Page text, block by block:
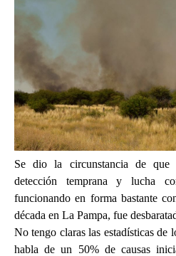
Se dio la circunstancia de que
detección temprana y lucha
funcionando en forma bastante
década en La Pampa, fue
No tengo claras las estadísticas de
habla de un 50% de causas